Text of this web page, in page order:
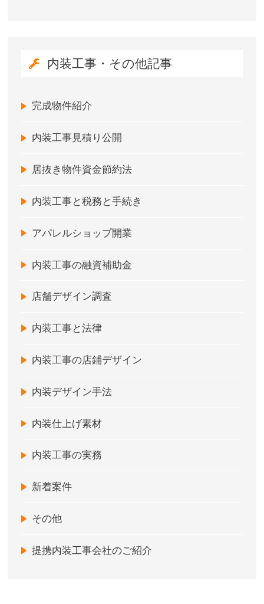
内装工事・その他記事
完成物件紹介
内装工事見積り公開
居抜き物件資金節約法
内装工事と税務と手続き
アパレルショップ開業
内装工事の融資補助金
店舗デザイン調査
内装工事と法律
内装工事の店鋪デザイン
内装デザイン手法
内装仕上げ素材
内装工事の実務
新着案件
その他
提携内装工事会社のご紹介